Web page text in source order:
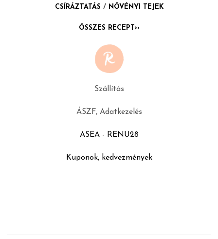
CSÍRÁZTATÁS / NÖVÉNYI TEJEK
ÖSSZES RECEPT››
Szállítás
ÁSZF, Adatkezelés
ASEA - RENU28
Kuponok, kedvezmények